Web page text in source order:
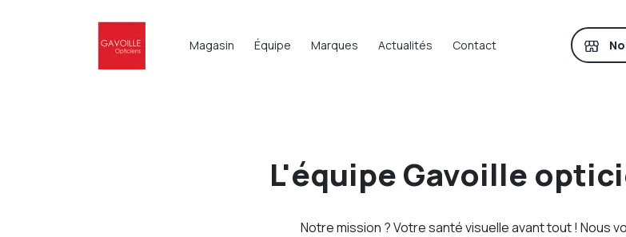
Magasin Équipe Marques Actualités Contact
L'équipe Gavoille
Notre mission ? Votre santé visuelle avant tout ! Nous